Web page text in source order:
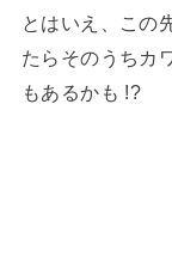
とはいえ、この
たらそのうちカ
もあるかも !?